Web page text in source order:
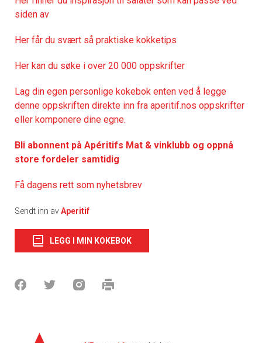
siden av
Her får du svært så praktiske kokketips
Her kan du søke i over 20 000 oppskrifter
Lag din egen personlige kokebok enten ved å legge
denne oppskriften direkte inn fra aperitif.nos oppskrifter
eller komponere dine egne.
Bli abonnent på Apéritifs Mat & vinklubb og oppnå
store fordeler samtidig
Få dagens rett som nyhetsbrev
Sendt inn avAperitif
LEGG I MIN KOKEBOK